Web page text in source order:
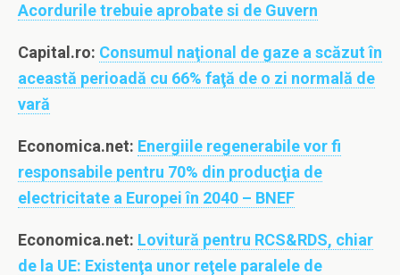
Acordurile trebuie aprobate si de Guvern
Capital.ro: Consumul naţional de gaze a scăzut în
această perioadă cu 66% faţă de o zi normală de
vară
Economica.net: Energiile regenerabile vor fi
responsabile pentru 70% din producţia de
electricitate a Europei în 2040 – BNEF
Economica.net: Lovitură pentru RCS&RDS, chiar
de la UE: Existenţa unor reţele paralele de